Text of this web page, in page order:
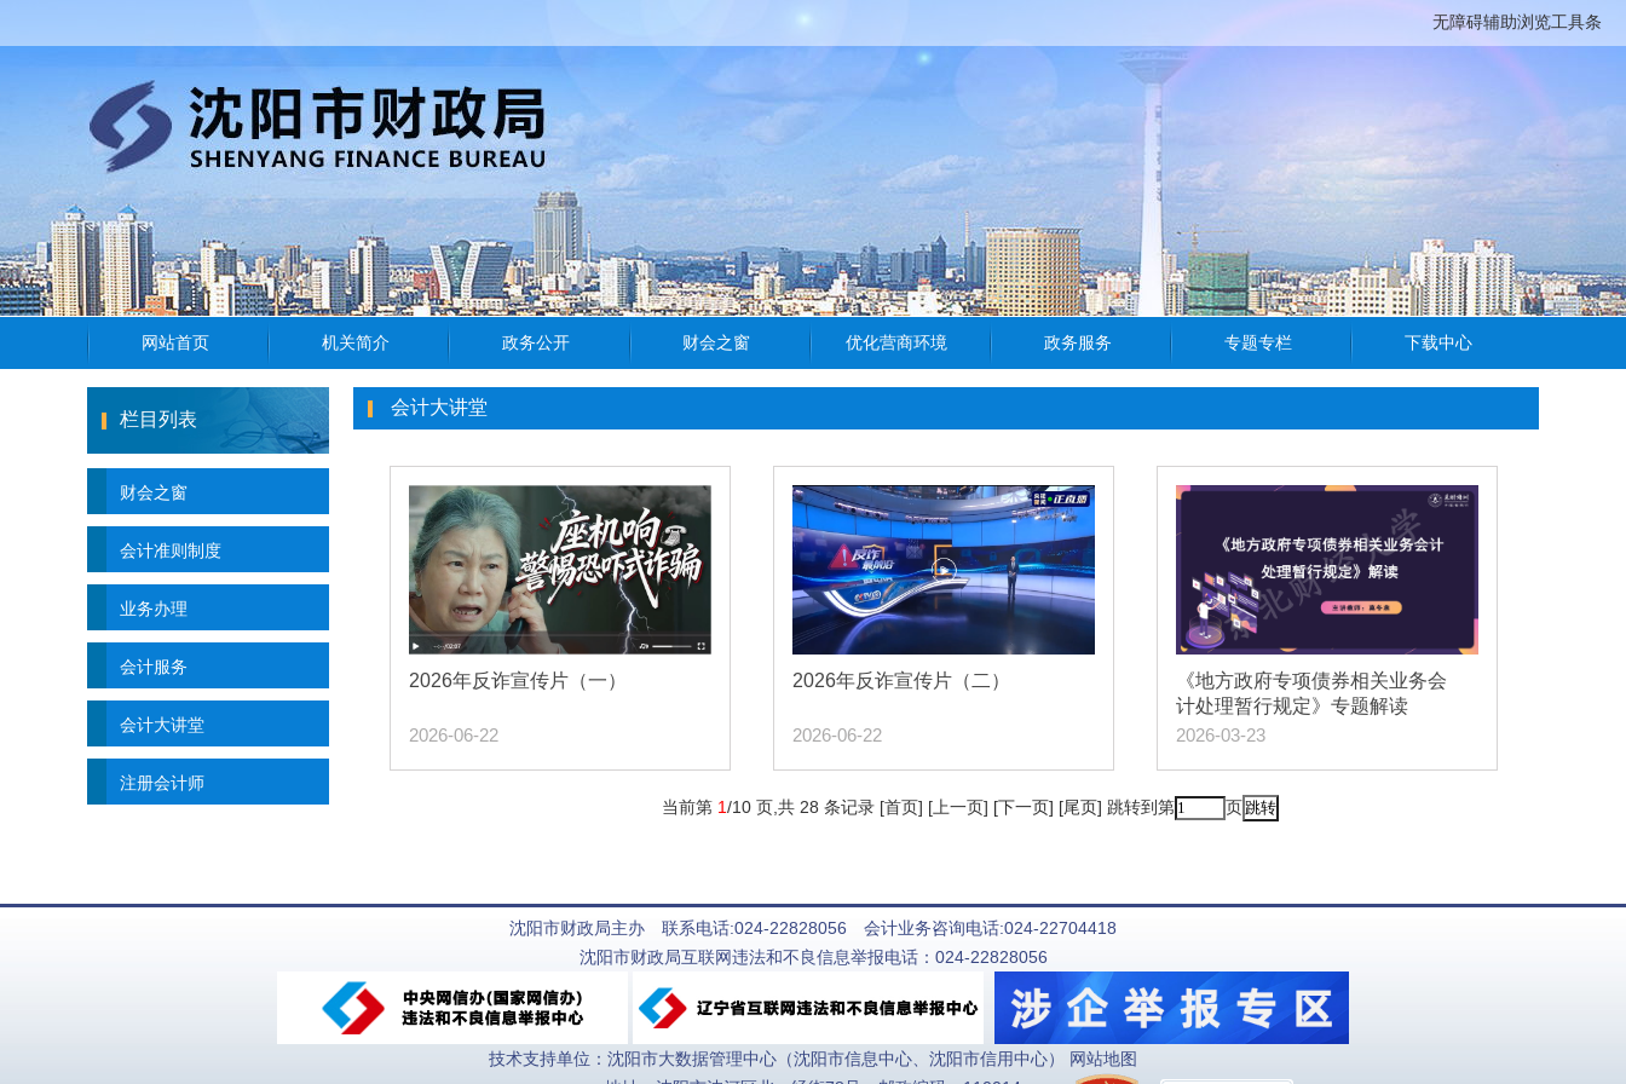
无障碍辅助浏览工具条
栏目列表
财会之窗
会计准则制度
业务办理
会计服务
会计大讲堂
注册会计师
会计大讲堂
2026年反诈宣传片（一）
2026-06-22
2026年反诈宣传片（二）
2026-06-22
《地方政府专项债券相关业务会
计处理暂行规定》专题解读
2026-03-23
当前第 1/10 页 ,共 28 条记录 [首页] [上一页] [下一页] [尾页] 跳转到第 页